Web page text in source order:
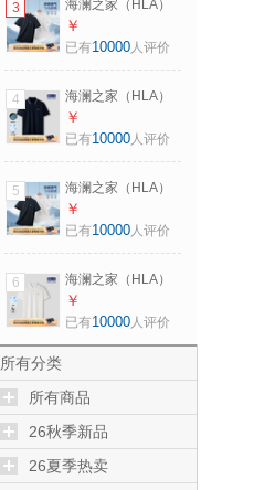
180/96A 推荐
151~164斤
3
海澜之家（HLA）
POLO衫男马年凉感
马上好运短袖男夏
170/88A 推荐
125~136斤
￥
已有10000人评价
4
海澜之家（HLA）
短袖POLO衫男山不
在高系列短袖男夏
180/96A 推荐
151~164斤
￥
已有10000人评价
5
海澜之家（HLA）
POLO衫男马年凉感
马上好运短袖男夏
2XL 185/100A 推荐
165~180斤
￥
已有10000人评价
6
海澜之家（HLA）
POLO衫男马年凉感
马上好运短袖男夏
175/92A 推荐
137~150斤
￥
已有10000人评价
所有分类
所有商品
26秋季新品
26夏季热卖